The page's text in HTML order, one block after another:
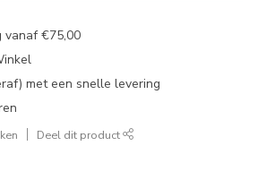
vanaf€75,00
met een snelle levering
Deel dit product